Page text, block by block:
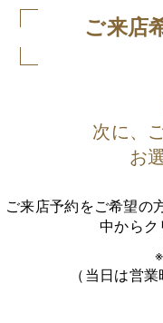
ご来店
次に、
お
ご来店予約をご希望の
中からク
（当日は営